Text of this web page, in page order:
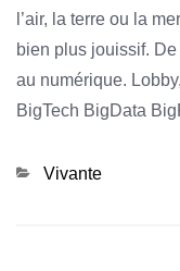
l’air, la terre ou la
bien plus jouissif.
au numérique.
BigTech BigData
Categories
Vivante